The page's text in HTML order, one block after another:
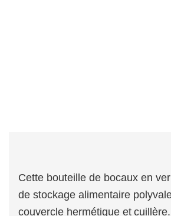
Cette bouteille de bocaux en
de stockage alimentaire
couvercle hermétique et